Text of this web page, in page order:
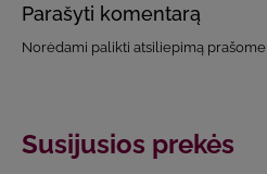
Parašyti komentarą
Norėdami palikti atsiliepimą prašome
Susijusios prekės